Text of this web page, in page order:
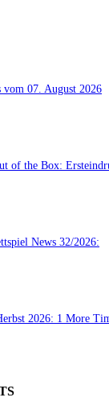
07. August 2026
of the Box:
News 32/2026:
2026: 1 More